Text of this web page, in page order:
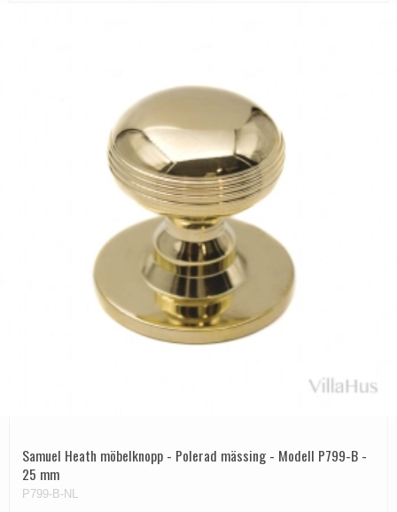
Samuel Heath möbelknopp - Polerad mässing - Modell P799-B -
25 mm
P799-B-NL